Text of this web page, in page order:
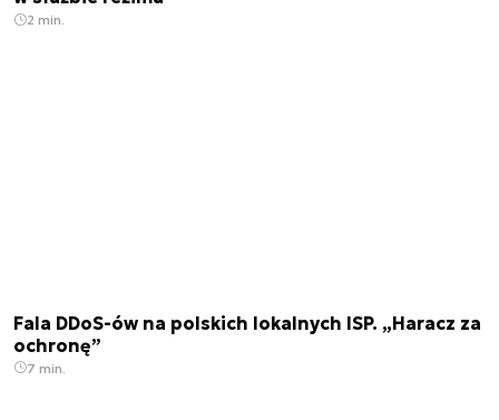
2 min.
Fala DDoS-ów na polskich lokalnych ISP. „Haracz za
ochronę”
7 min.